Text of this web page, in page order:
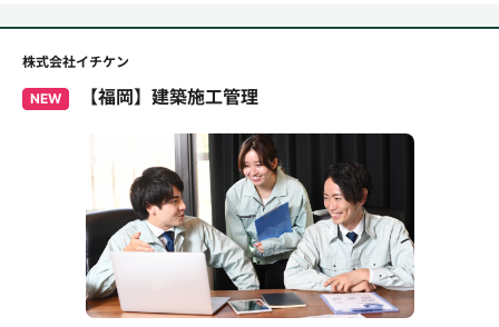
株式会社イチケン
NEW 【福岡】建築施工管理